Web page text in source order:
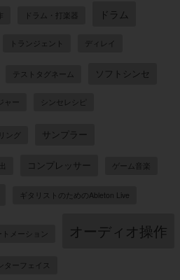
ドラム・打楽器 ドラム
トランジェント ディレイ
テストタグネーム ソフトシンセ
ャー シンセレシピ
ング サンプラー
コンプレッサー ゲーム音楽
ギタリストのためのAbleton Live
トメーション オーディオ操作
ターフェイス